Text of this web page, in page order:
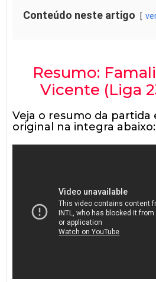
Conteúdo neste artigo
Resumo:
Vicente (Liga
Veja o resumo da partida
original na integra abaixo: